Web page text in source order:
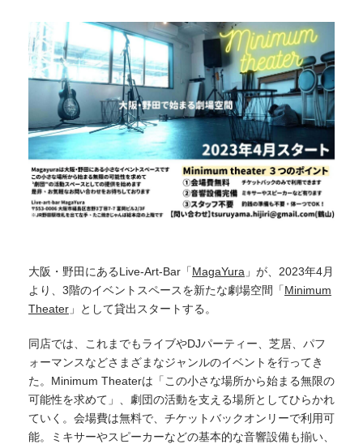
大阪・野田にあるLive-Art-Bar「MagaYura 」が、2023年4月
より、3階のイベントスペースを新たな劇場空間「Minimum
Theater 」として貸出スタートする。
同店では、これまでもライブやDJパーティー、芝居、パフ
ォーマンスなどさまざまなジャンルのイベントを行ってき
た。Minimum Theaterは「この小さな場所から始まる無限の
可能性を求めて」、劇団の活動を支える場所としてひらかれ
ていく。会場費は無料で、チケットバックオンリーで利用可
能。ミキサーやスピーカーなどの基本的な音響設備も揃い、